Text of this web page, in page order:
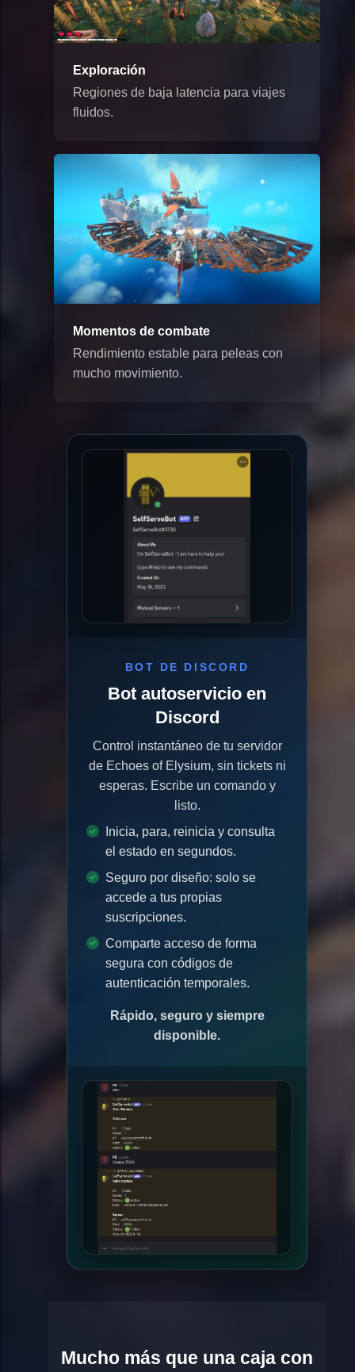
Exploración
Regiones de baja latencia para viajes
fluidos.
Momentos de combate
Rendimiento estable para peleas con
mucho movimiento.
BOT DE DISCORD
Bot autoservicio en
Discord
Control instantáneo de tu servidor
de Echoes of Elysium, sin tickets ni
esperas. Escribe un comando y
listo.
Inicia, para, reinicia y consulta
el estado en segundos.
Seguro por diseño: solo se
accede a tus propias
suscripciones.
Comparte acceso de forma
segura con códigos de
autenticación temporales.
Rápido, seguro y siempre
disponible.
Mucho más que una caja con